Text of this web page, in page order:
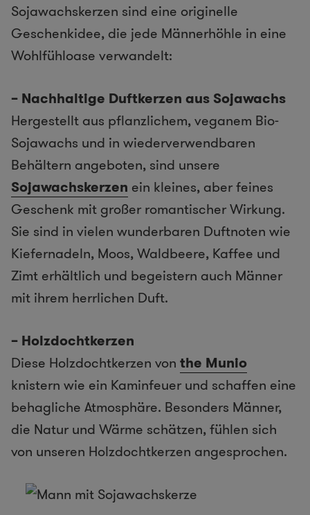
Sojawachskerzen sind eine originelle
Geschenkidee, die jede Männerhöhle in eine
Wohlfühloase verwandelt:
– Nachhaltige Duftkerzen aus Sojawachs
Hergestellt aus pflanzlichem, veganem Bio-
Sojawachs und in wiederverwendbaren
Behältern angeboten, sind unsere
Sojawachskerzen ein kleines, aber feines
Geschenk mit großer romantischer Wirkung.
Sie sind in vielen wunderbaren Duftnoten wie
Kiefernadeln, Moos, Waldbeere, Kaffee und
Zimt erhältlich und begeistern auch Männer
mit ihrem herrlichen Duft.
– Holzdochtkerzen
Diese Holzdochtkerzen von the Munio
knistern wie ein Kaminfeuer und schaffen eine
behagliche Atmosphäre. Besonders Männer,
die Natur und Wärme schätzen, fühlen sich
von unseren Holzdochtkerzen angesprochen.